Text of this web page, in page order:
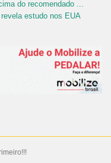
do recomendado ...
estudo nos EUA